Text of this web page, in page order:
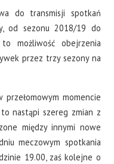
do transmisji spotkań
od sezonu 2018/19 do
możliwość obejrzenia
przez trzy sezony na
momencie
nastąpi szereg zmian z
między innymi nowe
meczowym spotkania
19.00, zaś kolejne o